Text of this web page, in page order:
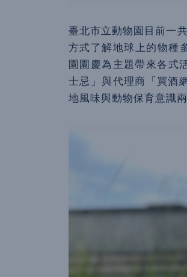
臺北市立動物園目前一
方式了解地球上的物種
園園慶為主題帶來各式
士忌」與代理商「買酒
地風味與動物保育意識